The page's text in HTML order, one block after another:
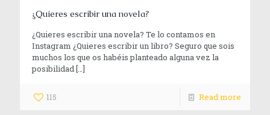
¿Quieres escribir una novela?
¿Quieres escribir una novela? Te lo contamos en
Instagram ¿Quieres escribir un libro? Seguro que sois
muchos los que os habéis planteado alguna vez la
posibilidad […]
115 Read more